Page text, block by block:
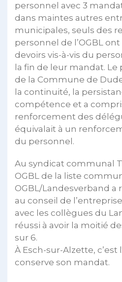
personnel avec 3
dans maintes autres
municipales, seuls des
personnel de l’OGBL
devoirs vis-à-vis du
la fin de leur mandat.
de la Commune de
la continuité, la
compétence et a
renforcement des
équivalait à un
du personnel.
Au syndicat communal
OGBL de la liste
OGBL/Landesverband a
au conseil de
avec les collègues du
réussi à avoir la moitié
sur 6.
À Esch-sur-Alzette, c’est
conserve son mandat.